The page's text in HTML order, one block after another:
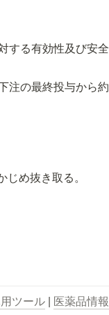
する有効性及び安全
注の最終投与から約
め抜き取る。
ツール | 医薬品情報